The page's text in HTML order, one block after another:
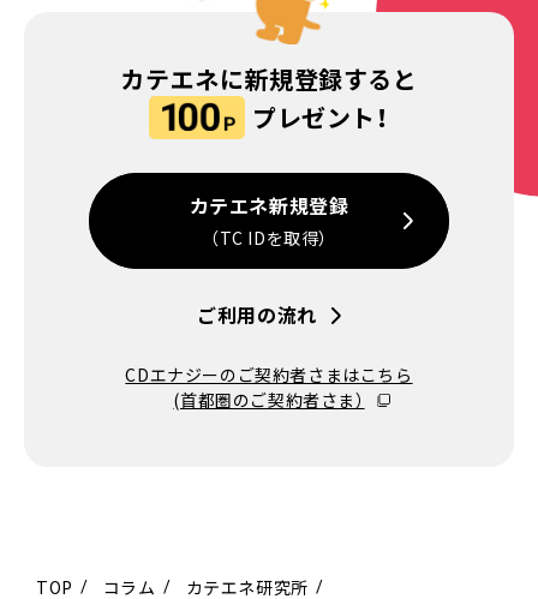
カテエネに新規登録すると
プレゼント！
カテエネ新規登録
（TC IDを取得）
ご利用の流れ
CDエナジーのご契約者さまはこちら
(首都圏のご契約者さま）
TOP コラム
カテエネ研究所